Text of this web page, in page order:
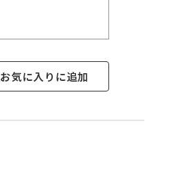
お気に入りに追加